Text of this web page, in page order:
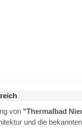
von "Thermalbad
und die